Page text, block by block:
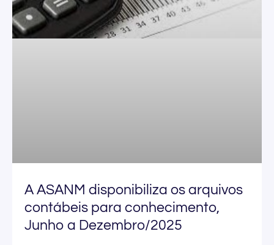
A ASANM disponibiliza os arquivos
contábeis para conhecimento,
Junho a Dezembro/2025